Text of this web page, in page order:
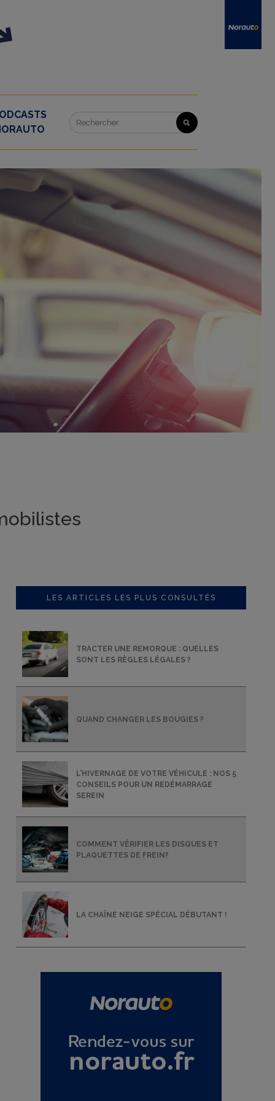
LES ARTICLES LES PLUS CONSULTÉS
TRACTER UNE REMORQUE : QUELLES
SONT LES RÈGLES LÉGALES ?
QUAND CHANGER LES BOUGIES ?
L’HIVERNAGE DE VOTRE VÉHICULE : NOS 5
CONSEILS POUR UN REDÉMARRAGE
SEREIN
COMMENT VÉRIFIER LES DISQUES ET
PLAQUETTES DE FREIN?
LA CHAÎNE NEIGE SPÉCIAL DÉBUTANT !